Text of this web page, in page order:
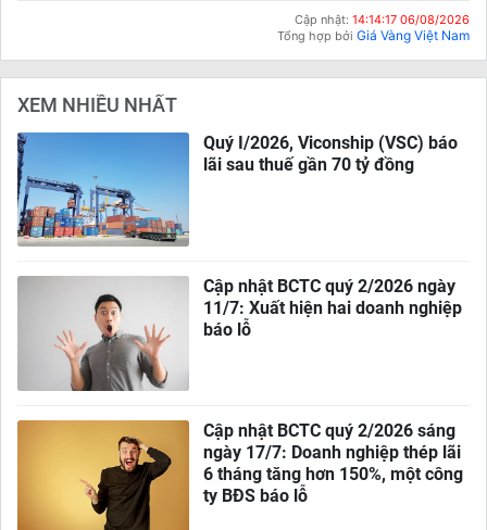
Cập nhật: 14:14:17 06/08/2026
Tổng hợp bởi Giá Vàng Việt Nam
XEM NHIỀU NHẤT
Quý I/2026, Viconship (VSC) báo
lãi sau thuế gần 70 tỷ đồng
Cập nhật BCTC quý 2/2026 ngày
11/7: Xuất hiện hai doanh nghiệp
báo lỗ
Cập nhật BCTC quý 2/2026 sáng
ngày 17/7: Doanh nghiệp thép lãi
6 tháng tăng hơn 150%, một công
ty BĐS báo lỗ